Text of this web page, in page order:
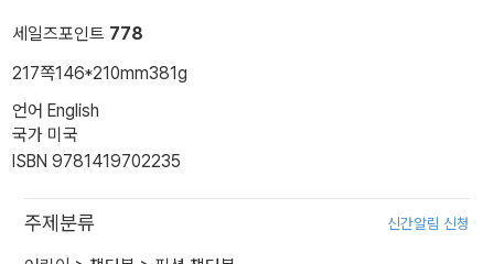
세일즈포인트 778
217쪽146*210mm381g
언어 English
국가 미국
ISBN 9781419702235
주제분류 신간알림 신청